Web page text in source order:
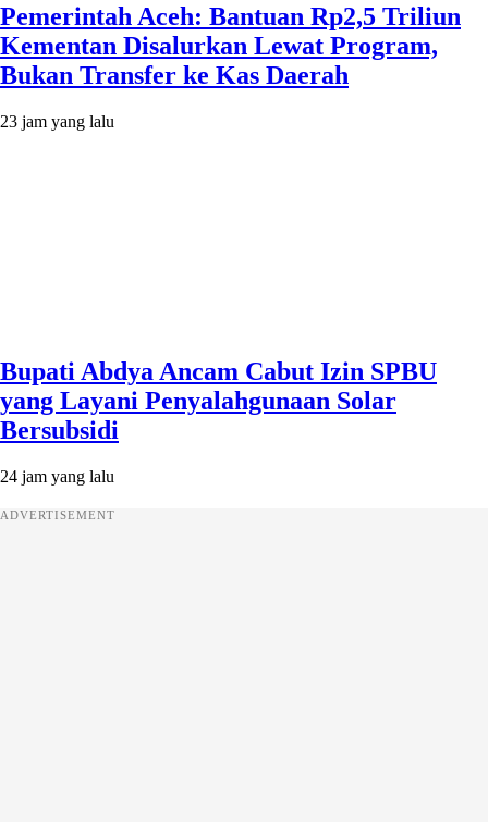
Pemerintah Aceh: Bantuan Rp2,5 Triliun
Kementan Disalurkan Lewat Program,
Bukan Transfer ke Kas Daerah
23 jam yang lalu
Bupati Abdya Ancam Cabut Izin SPBU
yang Layani Penyalahgunaan Solar
Bersubsidi
24 jam yang lalu
ADVERTISEMENT